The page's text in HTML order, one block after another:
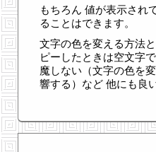
もちろん 値が表示され
ることはできます。
文字の色を変える方法
ピーしたときは空文字
魔しない（文字の色を
響する）など 他にも良